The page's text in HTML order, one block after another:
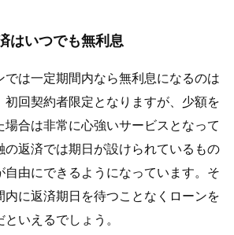
はいつでも無利息
では一定期間内なら無利息になるのは
初回契約者限定となりますが、少額を
場合は非常に心強いサービスとなって
の返済では期日が設けられているもの
自由にできるようになっています。そ
内に返済期日を待つことなくローンを
いえるでしょう。